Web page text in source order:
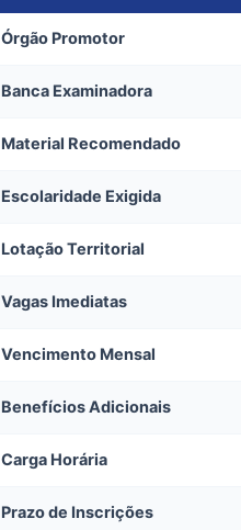
Órgão Promotor
Banca Examinadora
Material Recomendado
Escolaridade Exigida
Lotação Territorial
Vagas Imediatas
Vencimento Mensal
Benefícios Adicionais
Carga Horária
Prazo de Inscrições